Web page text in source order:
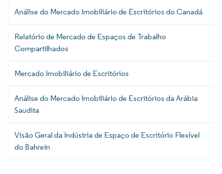
Análise do Mercado Imobiliário de Escritórios do Canadá
Relatório de Mercado de Espaços de Trabalho
Compartilhados
Mercado Imobiliário de Escritórios
Análise do Mercado Imobiliário de Escritórios da Arábia
Saudita
Visão Geral da Indústria de Espaço de Escritório Flexível
do Bahrein